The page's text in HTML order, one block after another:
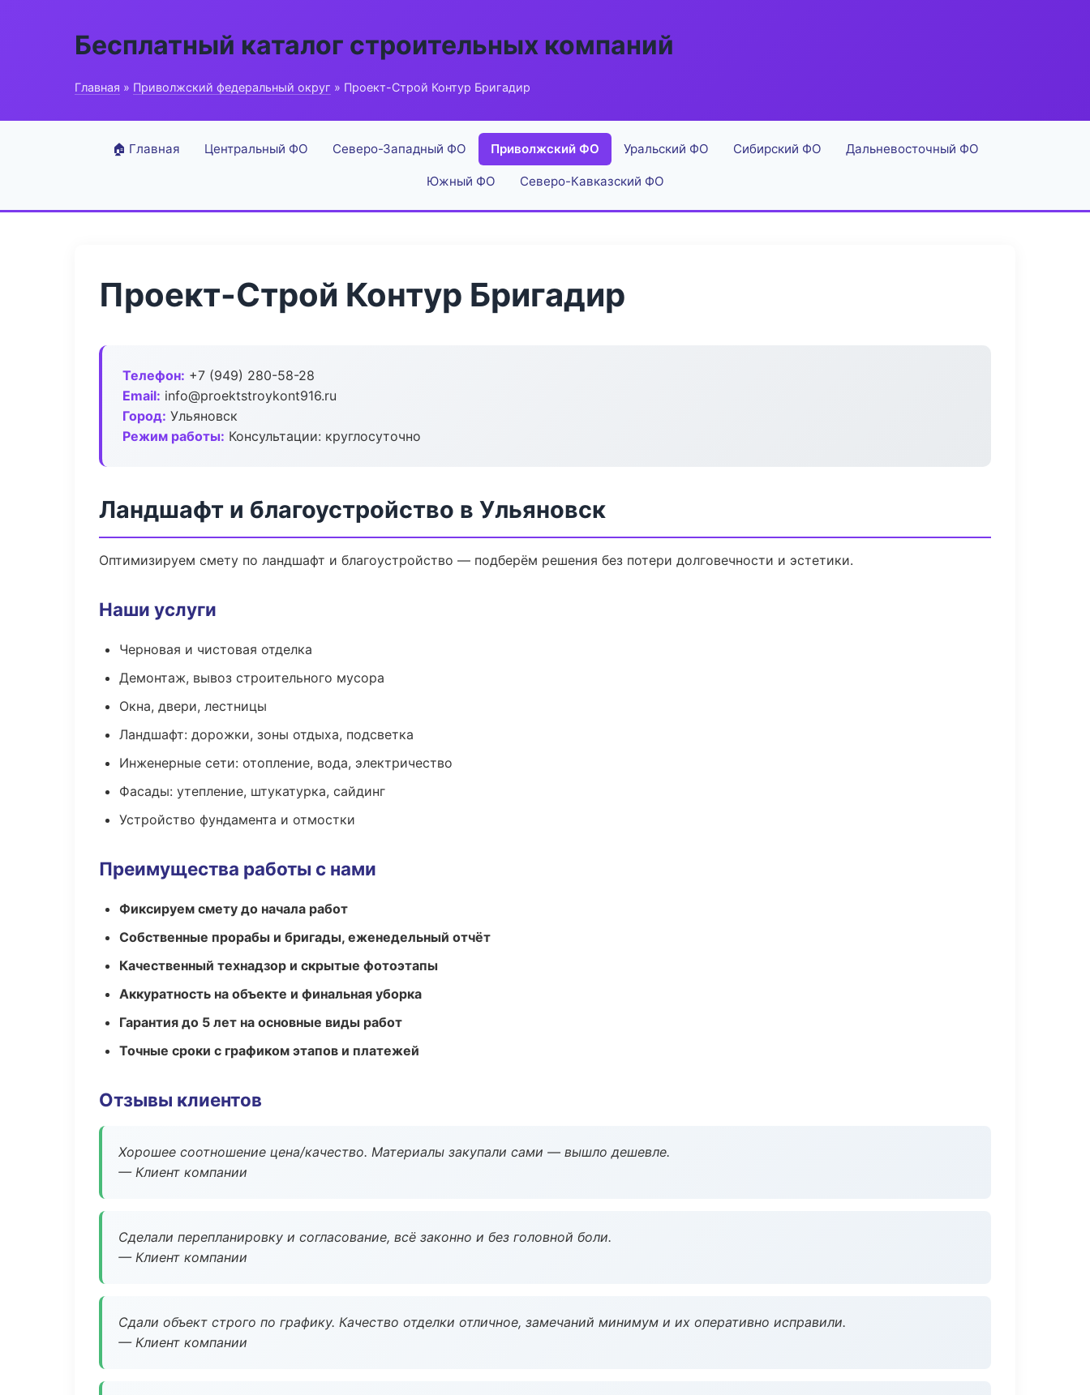
Бесплатный каталог строительных компаний
Главная » Приволжский федеральный округ » Проект-Строй Контур Бригадир
🏠 Главная Центральный ФО Северо-Западный ФО Приволжский ФО Уральский ФО Сибирский ФО Дальневосточный ФО
Южный ФО Северо-Кавказский ФО
Проект-Строй Контур Бригадир
Телефон: +7 (949) 280-58-28
Email: info@proektstroykont916.ru
Город: Ульяновск
Режим работы: Консультации: круглосуточно
Ландшафт и благоустройство в Ульяновск
Оптимизируем смету по ландшафт и благоустройство — подберём решения без потери долговечности и эстетики.
Наши услуги
Черновая и чистовая отделка
Демонтаж, вывоз строительного мусора
Окна, двери, лестницы
Ландшафт: дорожки, зоны отдыха, подсветка
Инженерные сети: отопление, вода, электричество
Фасады: утепление, штукатурка, сайдинг
Устройство фундамента и отмостки
Преимущества работы с нами
Фиксируем смету до начала работ
Собственные прорабы и бригады, еженедельный отчёт
Качественный технадзор и скрытые фотоэтапы
Аккуратность на объекте и финальная уборка
Гарантия до 5 лет на основные виды работ
Точные сроки с графиком этапов и платежей
Отзывы клиентов
Хорошее соотношение цена/качество. Материалы закупали сами — вышло дешевле.
— Клиент компании
Сделали перепланировку и согласование, всё законно и без головной боли.
— Клиент компании
Сдали объект строго по графику. Качество отделки отличное, замечаний минимум и их оперативно исправили.
— Клиент компании